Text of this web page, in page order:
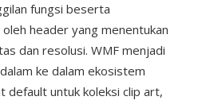
fungsi beserta
header yang menentukan
dan resolusi. WMF menjadi
ke dalam ekosistem
default untuk koleksi clip art,